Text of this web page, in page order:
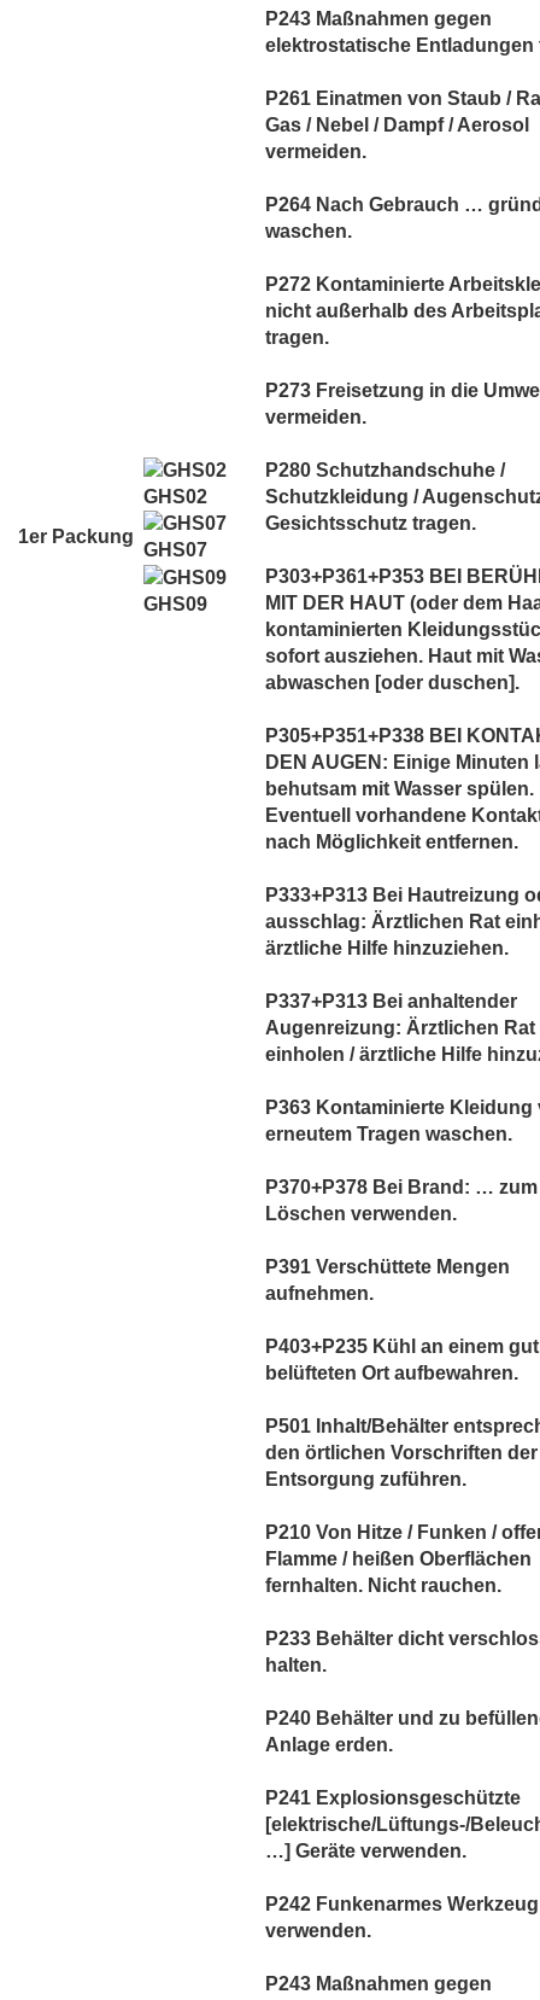
1er Packung
GHS02
GHS07
GHS09
P243 Maßnahmen gegen
elektrostatische Entladungen
P261 Einatmen von Staub /
Gas / Nebel / Dampf / Aerosol
vermeiden.
P264 Nach Gebrauch …
waschen.
P272 Kontaminierte
nicht außerhalb des
tragen.
P273 Freisetzung in die
vermeiden.
P280 Schutzhandschuhe /
Schutzkleidung /
Gesichtsschutz tragen.
P303+P361+P353 BEI
MIT DER HAUT (oder dem
kontaminierten
sofort ausziehen. Haut mit
abwaschen [oder duschen].
P305+P351+P338 BEI
DEN AUGEN: Einige Minuten
behutsam mit Wasser spülen.
Eventuell vorhandene
nach Möglichkeit entfernen.
P333+P313 Bei Hautreizung
ausschlag: Ärztlichen Rat
ärztliche Hilfe hinzuziehen.
P337+P313 Bei anhaltender
Augenreizung: Ärztlichen Rat
einholen / ärztliche Hilfe
P363 Kontaminierte Kleidung
erneutem Tragen waschen.
P370+P378 Bei Brand: … zum
Löschen verwenden.
P391 Verschüttete Mengen
aufnehmen.
P403+P235 Kühl an einem gut
belüfteten Ort aufbewahren.
P501 Inhalt/Behälter
den örtlichen Vorschriften der
Entsorgung zuführen.
P210 Von Hitze / Funken /
Flamme / heißen Oberflächen
fernhalten. Nicht rauchen.
P233 Behälter dicht
halten.
P240 Behälter und zu
Anlage erden.
P241 Explosionsgeschützte
[elektrische/Lüftungs-/
…] Geräte verwenden.
P242 Funkenarmes Werkzeug
verwenden.
P243 Maßnahmen gegen